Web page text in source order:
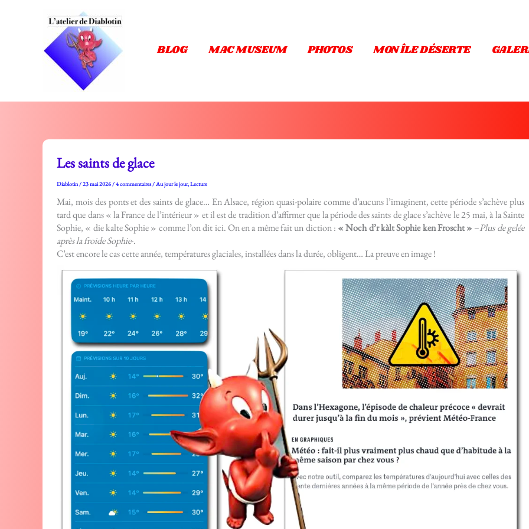
BLOG MAC MUSEUM PHOTOS MON ÎLE DÉSERTE
Les saints de glace
Diablotin/23 mai 2026/4 commentaires/Au jour le jour,Lecture
Mai, mois des ponts et des saints de glace… En Alsace, région quasi-polaire comme d’aucuns l’imaginent, cette période s’achève plus
tard que dans « la France de l’intérieur » et il est de tradition d’affirmer que la période des saints de glace s’achève le 25 mai, à la Sainte
Sophie, « die kalte Sophie » comme l’on dit ici. On en a même fait un diction : « Noch d’r kàlt Sophie ken Froscht » –Plus de gelée
après la froide Sophie-.
C’est encore le cas cette année, températures glaciales, installées dans la durée, obligent… La preuve en image !